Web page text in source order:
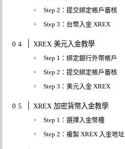
Step 2：提交綁定帳戶審核
Step 3：台幣入金 XREX
XREX 美元入金教學
Step 1：綁定銀行外幣帳戶
Step 2：提交綁定帳戶審核
Step 3：美元入金 XREX
XREX 加密貨幣入金教學
Step 1：選擇入金幣種
Step 2：複製 XREX 入金地址